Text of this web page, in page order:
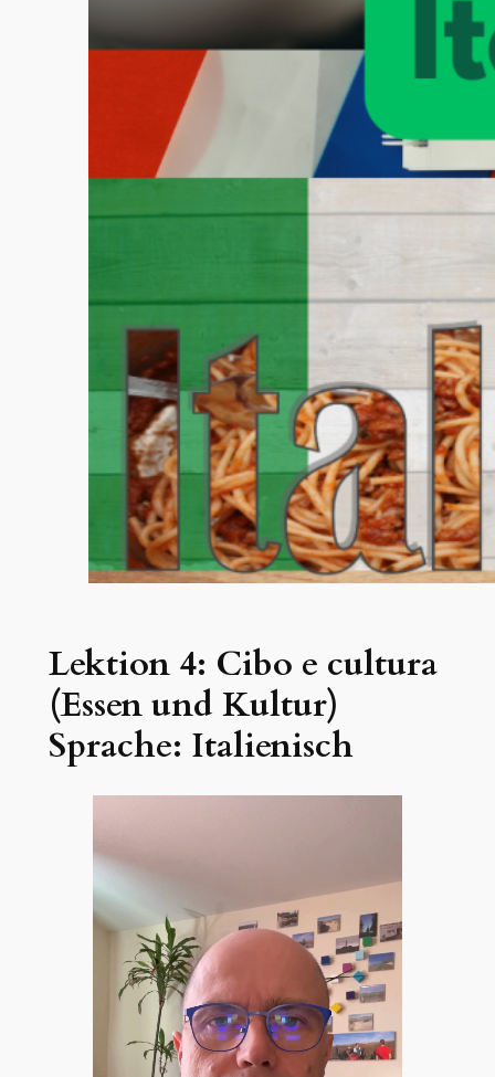
Lektion 4: Cibo e cultura
(Essen und Kultur)
Sprache: Italienisch